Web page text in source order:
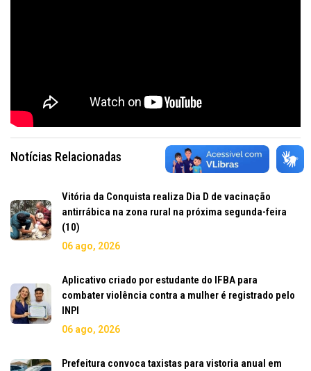
Notícias Relacionadas
Vitória da Conquista realiza Dia D de vacinação
antirrábica na zona rural na próxima segunda-feira
(10)
06 ago, 2026
Aplicativo criado por estudante do IFBA para
combater violência contra a mulher é registrado pelo
INPI
06 ago, 2026
Prefeitura convoca taxistas para vistoria anual em